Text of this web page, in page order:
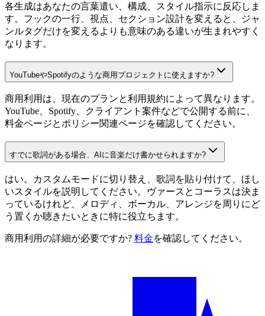
各生成はあなたの言葉遣い、構成、スタイル指示に反応しま
す。フックの一行、視点、セクション設計を変えると、ジャ
ンルタグだけを変えるよりも意味のある違いが生まれやすく
なります。
YouTubeやSpotifyのような商用プロジェクトに使えますか?
商用利用は、現在のプランと利用規約によって異なります。
YouTube、Spotify、クライアント案件などで公開する前に、
料金ページとポリシー関連ページを確認してください。
すでに歌詞がある場合、AIに音楽だけ書かせられますか?
はい。カスタムモードに切り替え、歌詞を貼り付けて、ほし
いスタイルを説明してください。ヴァースとコーラスは決ま
っているけれど、メロディ、ボーカル、アレンジを周りにど
う置くか聴きたいときに特に役立ちます。
商用利用の詳細が必要ですか? 料金を確認してください。